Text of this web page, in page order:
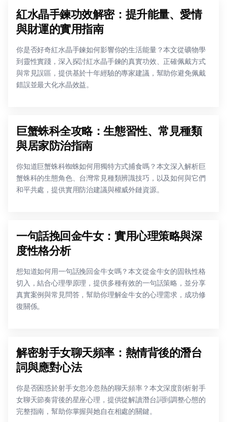
紅水晶手鍊功效解密：提升能量、愛情
與財運的實用指南
你是否好奇紅水晶手鍊如何影響你的生活能量？本文從礦物學
到靈性實踐，深入探討紅水晶手鍊的真實功效、正確佩戴方式
與常見誤區，提供基於十年經驗的專家建議，幫助你避免佩戴
錯誤並最大化水晶效益。
巨蟹蛛科全攻略：生態習性、常見種類
與居家防治指南
你知道巨蟹蛛科蜘蛛如何用獨特方式捕食嗎？本文深入解析巨
蟹蛛科的生態角色、台灣常見種類辨識技巧，以及如何與它們
和平共處，提供實用防治建議與權威外鏈資源。
一句話挽回金牛女：實用心理策略與深
度性格分析
想知道如何用一句話挽回金牛女嗎？本文從金牛女的固執性格
切入，結合心理學原理，提供多種有效的一句話策略，並分享
真實案例與常見問答，幫助你理解金牛女的心理需求，成功修
復關係。
解密射手女聊天頻率：熱情背後的潛台
詞與應對心法
你是否困惑於射手女忽冷忽熱的聊天頻率？本文深度剖析射手
女聊天節奏背後的星座心理，提供從解讀潛台詞到調整心態的
完整指南，幫助你掌握與她自在相處的關鍵。